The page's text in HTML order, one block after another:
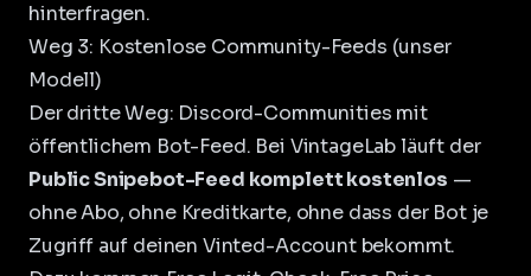
hinterfragen.
Weg 3: Kostenlose Community-Feeds (unser
Modell)
Der dritte Weg: Discord-Communities mit
öffentlichem Bot-Feed. Bei VintageLabläuft der
Public Snipebot-Feed komplett kostenlos —
ohne Abo, ohne Kreditkarte, ohne dass der Bot je
Zugriff auf deinen Vinted-Account bekommt.